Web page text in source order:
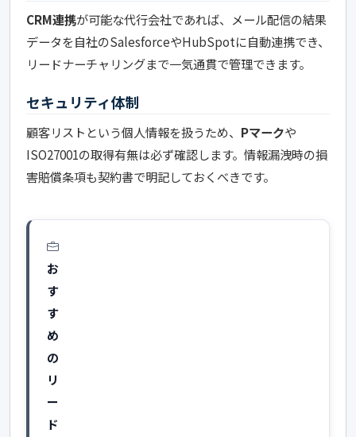
CRM連携が可能な代行会社であれば、メール配信の結果
データを自社のSalesforceやHubSpotに自動連携でき、
リードナーチャリングまで一気通貫で管理できます。
セキュリティ体制
顧客リストという個人情報を扱うため、 Pマークや
ISO27001の取得有無は必ず確認します。情報漏洩時の損
害賠償条項も契約書で明記しておくべきです。
お
す
す
め
の
リ
ー
ド